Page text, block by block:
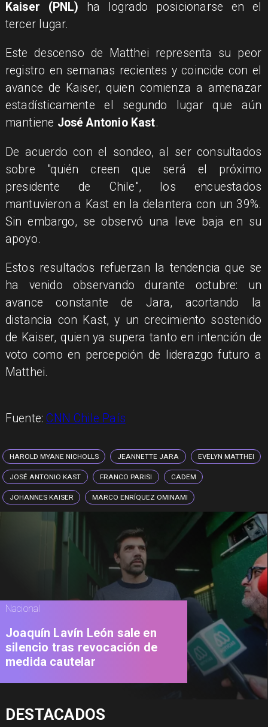
Kaiser (PNL) ha logrado posicionarse en el
tercer lugar.
Este descenso de Matthei representa su peor
registro en semanas recientes y coincide con el
avance de Kaiser, quien comienza a amenazar
estadísticamente el segundo lugar que aún
mantiene José Antonio Kast.
De acuerdo con el sondeo, al ser consultados
sobre "quién creen que será el próximo
presidente de Chile", los encuestados
mantuvieron a Kast en la delantera con un 39%.
Sin embargo, se observó una leve baja en su
apoyo.
Estos resultados refuerzan la tendencia que se
ha venido observando durante octubre: un
avance constante de Jara, acortando la
distancia con Kast, y un crecimiento sostenido
de Kaiser, quien ya supera tanto en intención de
voto como en percepción de liderazgo futuro a
Matthei.
Fuente:CNN Chile País
HAROLD MYANE NICHOLLS JEANNETTE JARA EVELYN MATTHEI
JOSÉ ANTONIO KAST FRANCO PARISI CADEM
JOHANNES KAISER MARCO ENRÍQUEZ OMINAMI
Nacional
Joaquín Lavín León sale en
silencio tras revocación de
medida cautelar
DESTACADOS